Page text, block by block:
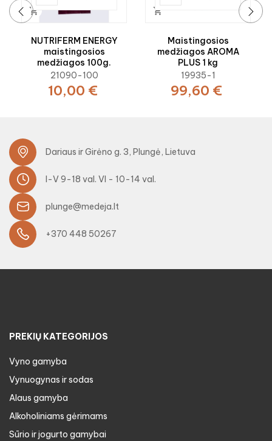

NUTRIFERM ENERGY
maistingosios
medžiagos 100g.
21090-100
10,00 €

Maistingosios
medžiagos AROMA
PLUS 1 kg
19935-1
99,60 €
Dariaus ir Girėno g. 3, Plungė, Lietuva
I-V 9-18 val. VI - 10-14 val.
plunge@medeja.lt
+370 448 50267
PREKIŲ KATEGORIJOS
Vyno gamyba
Vynuogynas ir sodas
Alaus gamyba
Alkoholiniams gėrimams
Sūrio ir jogurto gamybai